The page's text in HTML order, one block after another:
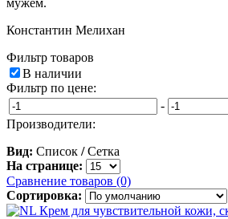
Константин Мелихан
Фильтр товаров
В наличии
Фильтр по цене:
-
Производители:
Вид: Список / Сетка
На странице:
Сравнение товаров (0)
Сортировка: